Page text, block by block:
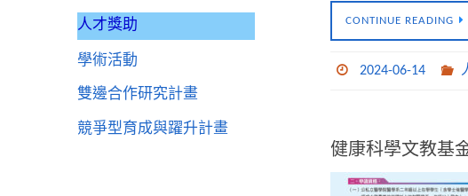
CONTINUE READING
2024-06-14
健康科學文教基
人才獎助
學術活動
雙邊合作研究計畫
競爭型育成與躍升計畫